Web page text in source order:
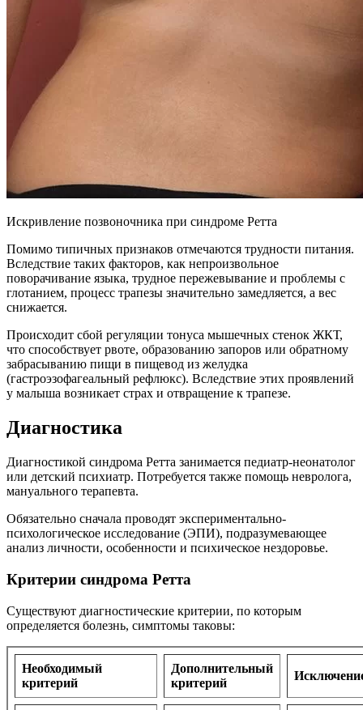
Искривление позвоночника при синдроме Ретта
Помимо типичных признаков отмечаются трудности питания.
Вследствие таких факторов, как непроизвольное
поворачивание языка, трудное пережевывание и проблемы с
глотанием, процесс трапезы значительно замедляется, а вес
снижается.
Происходит сбой регуляции тонуса мышечных стенок ЖКТ,
что способствует рвоте, образованию запоров или обратному
забрасыванию пищи в пищевод из желудка
(гастроэзофагеальный рефлюкс). Вследствие этих проявлений
у малыша возникает страх и отвращение к трапезе.
Диагностика
Диагностикой синдрома Ретта занимается педиатр-неонатолог
или детский психиатр. Потребуется также помощь невролога,
мануального терапевта.
Обязательно сначала проводят экспериментально-
психологическое исследование (ЭПИ), подразумевающее
анализ личности, особенности и психическое нездоровье.
Критерии синдрома Ретта
Существуют диагностические критерии, по которым
определяется болезнь, симптомы таковы:
Необходимый
критерий
Дополнительный
критерий